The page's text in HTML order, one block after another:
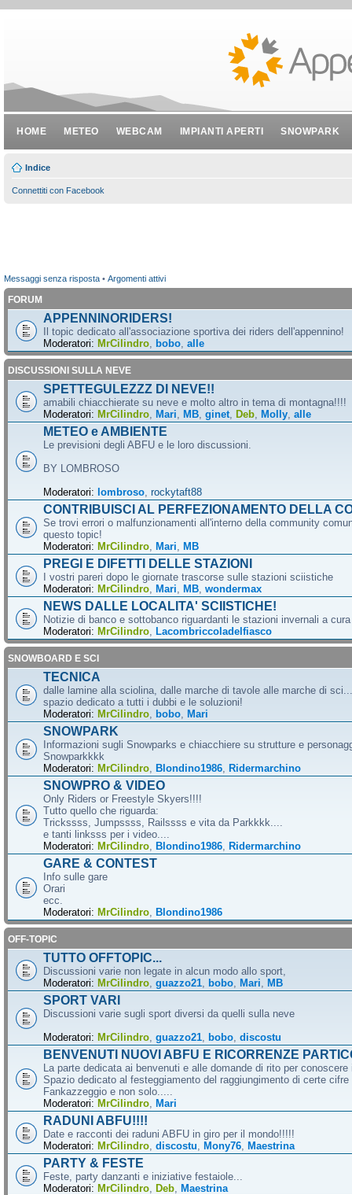
HOME METEO WEBCAM IMPIANTI APERTI SNOWPARK
Indice
Connettiti con Facebook
Messaggi senza risposta • Argomenti attivi
FORUM
APPENNINORIDERS!
Il topic dedicato all'associazione sportiva dei riders dell'appennino!
Moderatori: MrCilindro bobo alle
DISCUSSIONI SULLA NEVE
SPETTEGULEZZZ DI NEVE!!
amabili chiacchierate su neve e molto altro in tema di montagna!!!!
Moderatori: MrCilindro Mari MB ginet Deb Molly alle
METEO e AMBIENTE
Le previsioni degli ABFU e le loro discussioni.
BY LOMBROSO
Moderatori: lombroso rockytaft88
CONTRIBUISCI AL PERFEZIONAMENTO DELLA
Se trovi errori o malfunzionamenti all'interno della community
questo topic!
Moderatori: MrCilindro Mari MB
PREGI E DIFETTI DELLE STAZIONI
I vostri pareri dopo le giornate trascorse sulle stazioni sciistiche
Moderatori: MrCilindro Mari MB wondermax
NEWS DALLE LOCALITA' SCIISTICHE!
Notizie di banco e sottobanco riguardanti le stazioni invernali a
Moderatori: MrCilindro Lacombriccoladelfiasco
SNOWBOARD E SCI
TECNICA
dalle lamine alla sciolina, dalle marche di tavole alle marche di
spazio dedicato a tutti i dubbi e le soluzioni!
Moderatori: MrCilindro bobo Mari
SNOWPARK
Informazioni sugli Snowparks e chiacchiere su strutture e
Snowparkkkk
Moderatori: MrCilindro Blondino1986 Ridermarchino
SNOWPRO & VIDEO
Only Riders or Freestyle Skyers!!!!
Tutto quello che riguarda:
Trickssss, Jumpssss, Railssss e vita da Parkkkk....
e tanti linksss per i video....
Moderatori: MrCilindro Blondino1986 Ridermarchino
GARE & CONTEST
Info sulle gare
Orari
ecc.
Moderatori: MrCilindro Blondino1986
OFF-TOPIC
TUTTO OFFTOPIC...
Discussioni varie non legate in alcun modo allo sport,
Moderatori: MrCilindro guazzo21 bobo Mari MB
SPORT VARI
Discussioni varie sugli sport diversi da quelli sulla neve
Moderatori: MrCilindro guazzo21 bobo discostu
BENVENUTI NUOVI ABFU E RICORRENZE
La parte dedicata ai benvenuti e alle domande di rito per
Spazio dedicato al festeggiamento del raggiungimento di certe cifre
Fankazzeggio e non solo.....
Moderatori: MrCilindro Mari
RADUNI ABFU!!!!
Date e racconti dei raduni ABFU in giro per il mondo!!!!!
Moderatori: MrCilindro discostu Mony76 Maestrina
PARTY & FESTE
Feste, party danzanti e iniziative festaiole...
Moderatori: MrCilindro Deb Maestrina